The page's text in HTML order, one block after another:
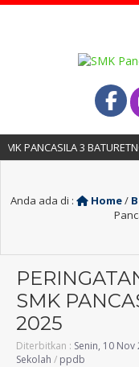
PANCASILA 3
Anda ada di : Home/
SMK
2025
Diterbitkan : Senin, 10 Nov
Sekolah / ppdb